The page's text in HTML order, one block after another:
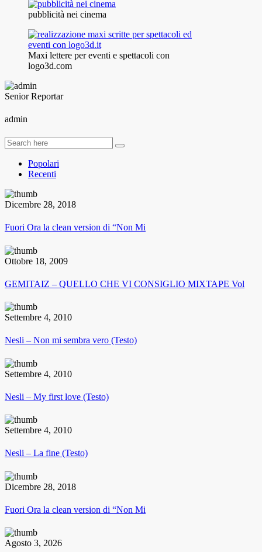
pubblicità nei cinema
Maxi lettere per eventi e spettacoli con
logo3d.com
Senior Reportar
admin
Popolari
Recenti
Dicembre 28, 2018
Fuori Ora la clean version di “Non Mi
Ottobre 18, 2009
GEMITAIZ – QUELLO CHE VI CONSIGLIO MIXTAPE Vol
Settembre 4, 2010
Nesli – Non mi sembra vero (Testo)
Settembre 4, 2010
Nesli – My first love (Testo)
Settembre 4, 2010
Nesli – La fine (Testo)
Dicembre 28, 2018
Fuori Ora la clean version di “Non Mi
Agosto 3, 2026